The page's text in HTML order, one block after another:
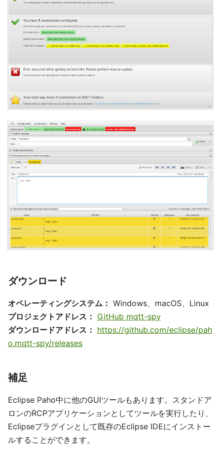
ダウンロード
オペレーティングシステム： Windows、macOS、Linux
プロジェクトアドレス： GitHub mqtt-spy
ダウンロードアドレス： https://github.com/eclipse/pah
o.mqtt-spy/releases
補足
Eclipse Paho中に他のGUIツールもあります。スタンドア
ロンのRCPアプリケーションとしてツールを実行したり、
Eclipseプラグインとして既存のEclipse IDEにインストー
ルすることができます。